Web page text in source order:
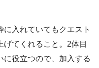
入れていてもクエスト
てくれること。2体目
に役立つので、加入する